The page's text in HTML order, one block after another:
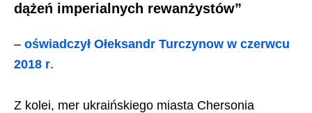
dążeń imperialnych rewanżystów”
– oświadczył Ołeksandr Turczynow w czerwcu
2018 r.
Z kolei, mer ukraińskiego miasta Chersonia